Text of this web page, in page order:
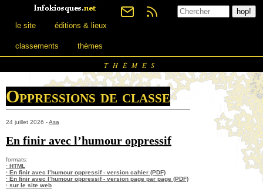
le site éditions & lieux
classements thèmes
THÈMES
Oppressions de classe
24 juillet 2026 -Asa
En finir avec l’humour oppressif
formats:
· HTML
· En finir avec l’humour oppressif - version cahier (PDF)
· En finir avec l’humour oppressif - version page par page (PDF)
· sur le site web